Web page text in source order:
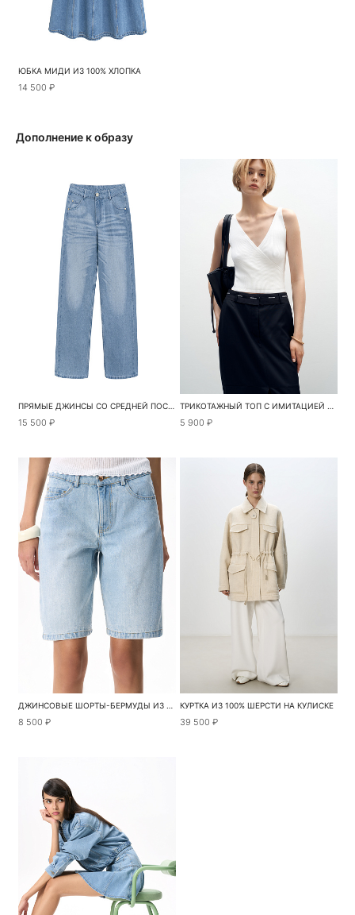
ЮБКА МИДИ ИЗ 100% ХЛОПКА
14 500 ₽
Дополнение к образу
ПРЯМЫЕ ДЖИНСЫ СО СРЕДНЕЙ ПОСАДКОЙ
15 500 ₽
ТРИКОТАЖНЫЙ ТОП С ИМИТАЦИЕЙ ЗАПАХА
5 900 ₽
ДЖИНСОВЫЕ ШОРТЫ-БЕРМУДЫ ИЗ 100% ХЛОПКА
8 500 ₽
КУРТКА ИЗ 100% ШЕРСТИ НА КУЛИСКЕ
39 500 ₽